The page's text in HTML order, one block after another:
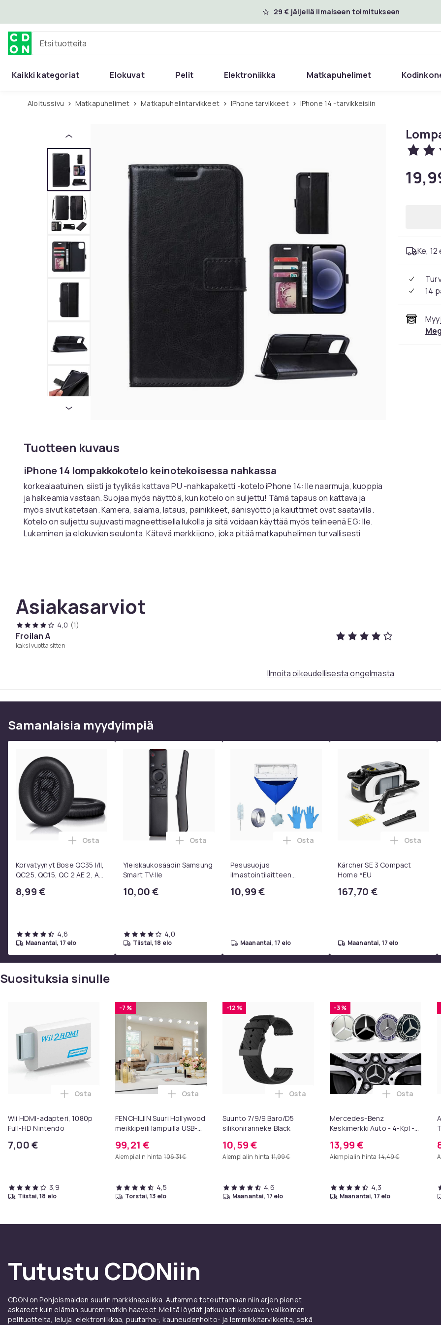
29 € jäljellä ilmaiseen toimitukseen
Etsi tuotteita
Kaikki kategoriat Elokuvat Pelit Elektroniikka Matkapuhelimet
Aloitussivu Matkapuhelimet Matkapuhelintarvikkeet iPhone tarvikkeet iPhone 14 -tarvikkeisiin
Tuotteen kuvaus
iPhone 14 lompakkokotelo keinotekoisessa nahkassa
korkealaatuinen, siisti ja tyylikäs kattava PU -nahkapaketti -kotelo iPhone 14: lle naarmuja, kuoppia
ja halkeamia vastaan. Suojaa myös näyttöä, kun kotelo on suljettu! Tämä tapaus on kattava ja
myös sivut katetaan. Kamera, salama, lataus, painikkeet, äänisyöttö ja kaiuttimet ovat saatavilla.
Kotelo on suljettu sujuvasti magneettisella lukolla ja sitä voidaan käyttää myös telineenä EG: lle.
Lukeminen ja elokuvien seulonta. Kätevä merkkijono, joka pitää matkapuhelimen turvallisesti
Tuotenro
Tuoteturvallisuustiedot
Asiakasarviot
4,0 (1)
Froilan A
kaksi vuotta sitten
Ke,
14
Ilmoita oikeudellisesta ongelmasta
Samanlaisia ​​myydyimpiä
Korvatyynyt Bose QC35 I/II,
QC25, QC15, QC 2 AE 2, AE
SoundLink Black
8,99 €
Lisää Korvatyynyt Bose QC35 I/II, QC25, QC15, QC 2 AE 2, AE 2i, AE 2w, SoundTrue, SoundLink Black
Osta
4,6
maanantai, 17 elo
Yleiskaukosäädin Samsung
Smart TV:lle
10,00 €
Lisää Yleiskaukosäädin Samsung Smart TV:lle ostoskoriin
Osta
4,0
tiistai, 18 elo
Pesusuojus
ilmastointilaitteen
10,99 €
Lisää Pesusuojus ilmastointilaitteen
Osta
maanantai, 17 elo
Kärcher SE 3 Compact
Home *EU
167,70 €
Lisää
Osta
maanantai, 17 elo
Suosituksia sinulle
Wii HDMI-adapteri, 1080p
Full-HD Nintendo
7,00 €
Lisää Wii HDMI-adapteri, 1080p Full-HD Nintendo ostoskoriin
Osta
3,9
tiistai, 18 elo
-7 %
FENCHILIIN Suuri Hollywood
meikkipeili lampuilla USB-
valkoinen 80 x 58 cm
99,21 €
Aiempi alin hinta 106,31 €
Lisää FENCHILIIN Suuri Hollywood meikkipeili lampuilla USB-pöytälevy
Osta
4,5
torstai, 13 elo
-12 %
Suunto 7/9/9 Baro/D5
silikoniranneke Black
10,59 €
Aiempi alin hinta 11,99 €
Lisää Suunto 7/9/9 Baro/D5
Osta
4,6
maanantai, 17 elo
-3 %
Mercedes-Benz
Keskimerkki Auto - 4-Kpl -
13,99 €
Aiempi alin hinta 14,49 €
Lisää
Osta
4,3
maanantai, 17 elo
Tutustu CDONiin
CDON on Pohjoismaiden suurin markkinapaikka. Autamme toteuttamaan niin arjen pienet
askareet kuin elämän suuremmatkin haaveet. Meiltä löydät jatkuvasti kasvavan valikoiman
pelituotteita, leluja, elektroniikkaa, puutarha-, kauneudenhoito- ja lemmikkitarvikkeita, sekä